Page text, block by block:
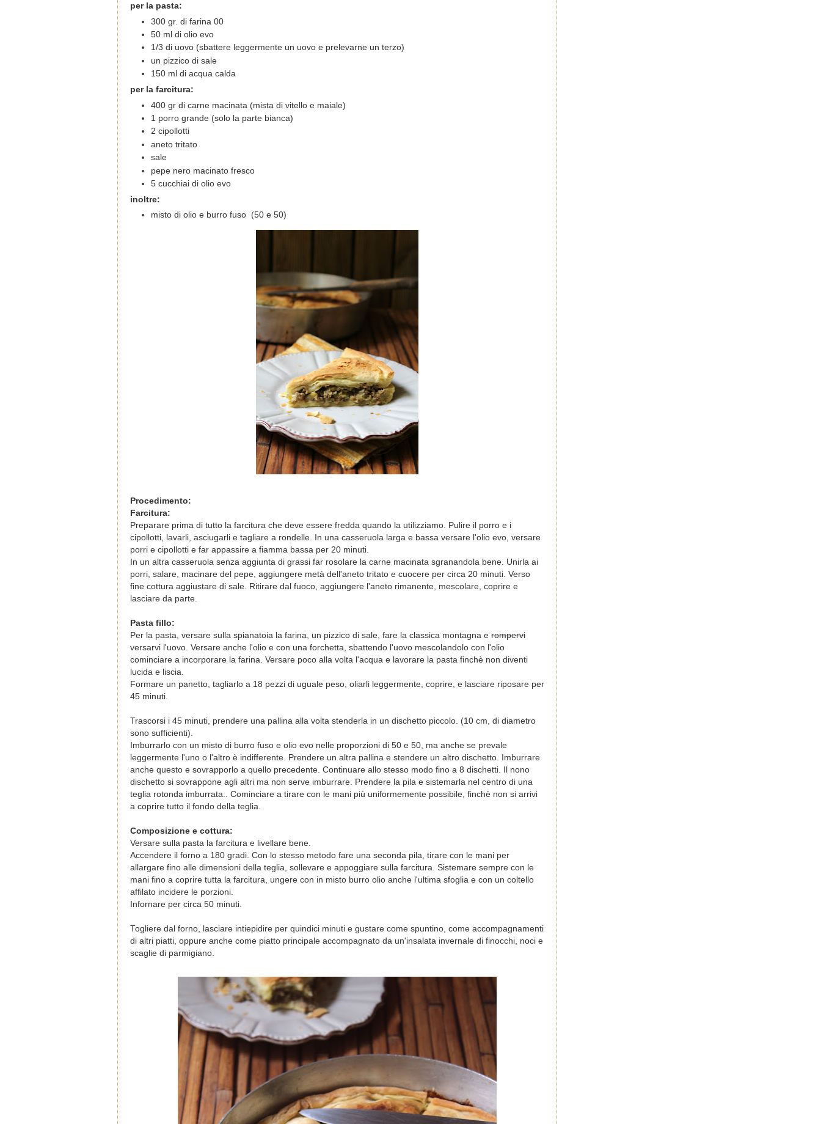
per la pasta:
300 gr. di farina 00
50 ml di olio evo
1/3 di uovo (sbattere leggermente un uovo e prelevarne un terzo)
un pizzico di sale
150 ml di acqua calda
per la farcitura:
400 gr di carne macinata (mista di vitello e maiale)
1 porro grande (solo la parte bianca)
2 cipollotti
aneto tritato
sale
pepe nero macinato fresco
5 cucchiai di olio evo
inoltre:
misto di olio e burro fuso (50 e 50)
Procedimento:
Farcitura:
Preparare prima di tutto la farcitura che deve essere fredda quando la utilizziamo. Pulire il porro e i
cipollotti, lavarli, asciugarli e tagliare a rondelle. In una casseruola larga e bassa versare l'olio evo, versare
porri e cipollotti e far appassire a fiamma bassa per 20 minuti.
In un altra casseruola senza aggiunta di grassi far rosolare la carne macinata sgranandola bene. Unirla ai
porri, salare, macinare del pepe, aggiungere metà dell'aneto tritato e cuocere per circa 20 minuti. Verso
fine cottura aggiustare di sale. Ritirare dal fuoco, aggiungere l'aneto rimanente, mescolare, coprire e
lasciare da parte.
Pasta fillo:
Per la pasta, versare sulla spianatoia la farina, un pizzico di sale, fare la classica montagna e rompervi
versarvi l'uovo. Versare anche l'olio e con una forchetta, sbattendo l'uovo mescolandolo con l'olio
cominciare a incorporare la farina. Versare poco alla volta l'acqua e lavorare la pasta finchè non diventi
lucida e liscia.
Formare un panetto, tagliarlo a 18 pezzi di uguale peso, oliarli leggermente, coprire, e lasciare riposare per
45 minuti.
Trascorsi i 45 minuti, prendere una pallina alla volta stenderla in un dischetto piccolo. (10 cm, di diametro
sono sufficienti).
Imburrarlo con un misto di burro fuso e olio evo nelle proporzioni di 50 e 50, ma anche se prevale
leggermente l'uno o l'altro è indifferente. Prendere un altra pallina e stendere un altro dischetto. Imburrare
anche questo e sovrapporlo a quello precedente. Continuare allo stesso modo fino a 8 dischetti. Il nono
dischetto si sovrappone agli altri ma non serve imburrare. Prendere la pila e sistemarla nel centro di una
teglia rotonda imburrata.. Cominciare a tirare con le mani più uniformemente possibile, finchè non si arrivi
a coprire tutto il fondo della teglia.
Composizione e cottura:
Versare sulla pasta la farcitura e livellare bene.
Accendere il forno a 180 gradi. Con lo stesso metodo fare una seconda pila, tirare con le mani per
allargare fino alle dimensioni della teglia, sollevare e appoggiare sulla farcitura. Sistemare sempre con le
mani fino a coprire tutta la farcitura, ungere con in misto burro olio anche l'ultima sfoglia e con un coltello
affilato incidere le porzioni.
Infornare per circa 50 minuti.
Togliere dal forno, lasciare intiepidire per quindici minuti e gustare come spuntino, come accompagnamenti
di altri piatti, oppure anche come piatto principale accompagnato da un'insalata invernale di finocchi, noci e
scaglie di parmigiano.